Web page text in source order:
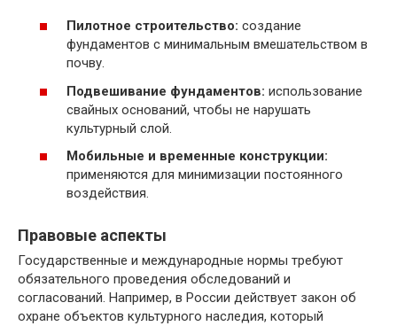
Пилотное строительство: создание
фундаментов с минимальным вмешательством в
почву.
Подвешивание фундаментов: использование
свайных оснований, чтобы не нарушать
культурный слой.
Мобильные и временные конструкции:
применяются для минимизации постоянного
воздействия.
Правовые аспекты
Государственные и международные нормы требуют
обязательного проведения обследований и
согласований. Например, в России действует закон об
охране объектов культурного наследия, который